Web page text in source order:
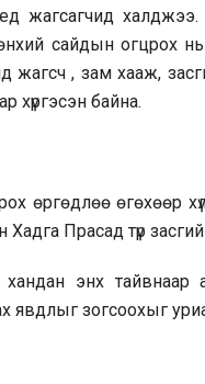
жагсагчид
сайдын огцрох
жагсч , зам хааж,
хүргэсэн байна.
өргөдлөө өгөхөөр
Хадга Прасад түр
энх
явдлыг зогсоохыг